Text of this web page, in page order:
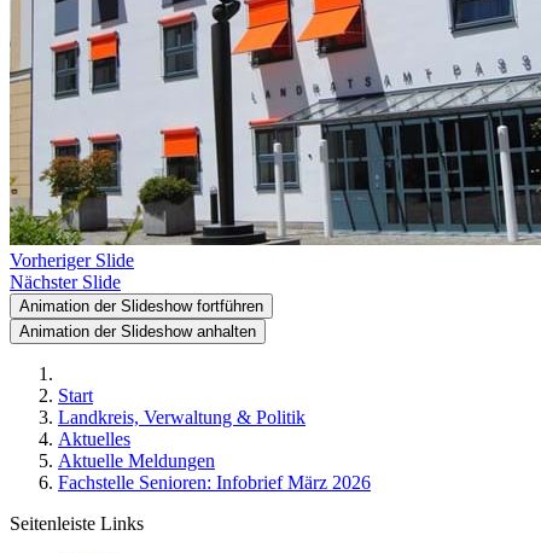
Vorheriger Slide
Nächster Slide
Animation der Slideshow fortführen
Animation der Slideshow anhalten
Start
Landkreis, Verwaltung & Politik
Aktuelles
Aktuelle Meldungen
Fachstelle Senioren: Infobrief März 2026
Seitenleiste Links